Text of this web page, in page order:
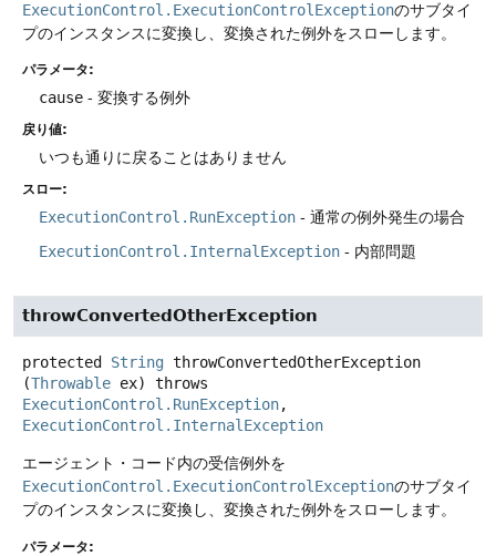
ExecutionControl.ExecutionControlExceptionのサブタイ
プのインスタンスに変換し、変換された例外をスローします。
パラメータ:
cause - 変換する例外
戻り値:
いつも通りに戻ることはありません
スロー:
ExecutionControl.RunException - 通常の例外発生の場合
ExecutionControl.InternalException - 内部問題
throwConvertedOtherException
protected String throwConvertedOtherException
(Throwable ex)
throws
ExecutionControl.RunException
ExecutionControl.InternalException
エージェント・コード内の受信例外を
ExecutionControl.ExecutionControlExceptionのサブタイ
プのインスタンスに変換し、変換された例外をスローします。
パラメータ: